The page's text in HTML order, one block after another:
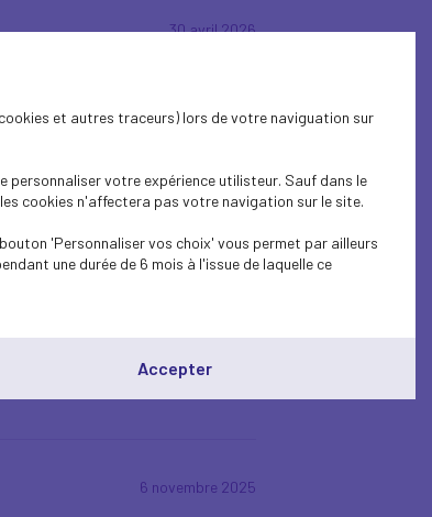
30 avril 2026
18 novembre 2025
6 novembre 2025
et autres traceurs) lors de votre naviguation sur
personnaliser votre expérience utilisteur. Sauf dans le
cookies n'affectera pas votre navigation sur le site.
'Personnaliser vos choix' vous permet par ailleurs
une durée de 6 mois à l'issue de laquelle ce
Accepter